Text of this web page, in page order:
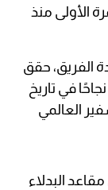
الأولى منذ
الفريق، حقق
نجاحًا في تاريخ
العالمي
البدلاء